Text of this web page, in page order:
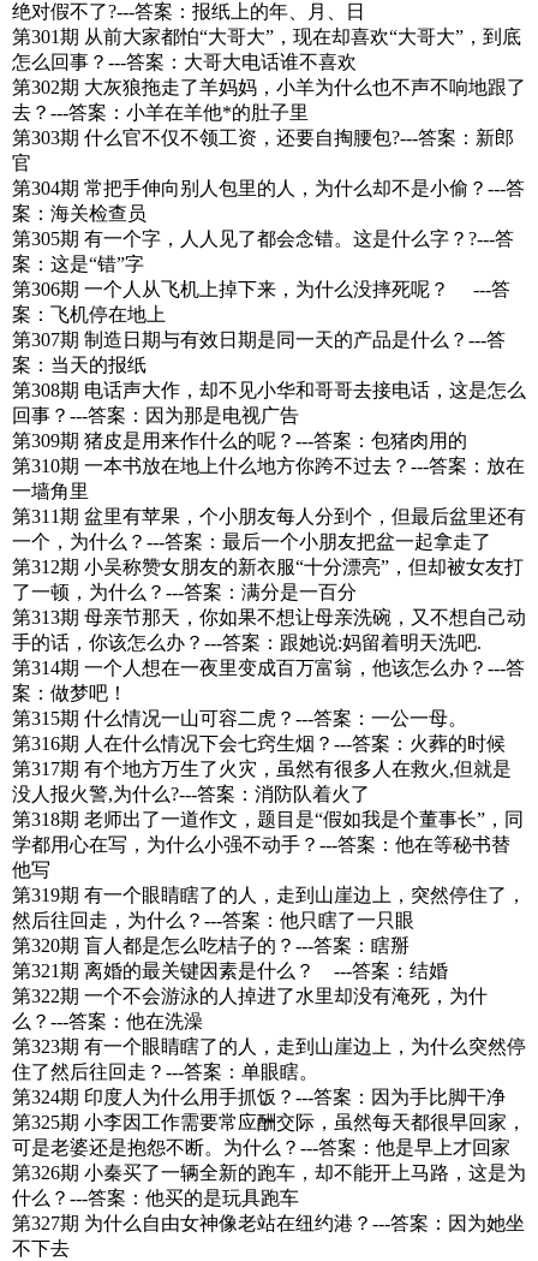
绝对假不了?---答案：报纸上的年、月、日
第301期 从前大家都怕“大哥大”，现在却喜欢“大哥大”，到底
怎么回事？---答案：大哥大电话谁不喜欢
第302期 大灰狼拖走了羊妈妈，小羊为什么也不声不响地跟了
去？---答案：小羊在羊他*的肚子里
第303期 什么官不仅不领工资，还要自掏腰包?---答案：新郎
官
第304期 常把手伸向别人包里的人，为什么却不是小偷？---答
案：海关检查员
第305期 有一个字，人人见了都会念错。这是什么字？?---答
案：这是“错”字
第306期 一个人从飞机上掉下来，为什么没摔死呢？ ---答
案：飞机停在地上
第307期 制造日期与有效日期是同一天的产品是什么？---答
案：当天的报纸
第308期 电话声大作，却不见小华和哥哥去接电话，这是怎么
回事？---答案：因为那是电视广告
第309期 猪皮是用来作什么的呢？---答案：包猪肉用的
第310期 一本书放在地上什么地方你跨不过去？---答案：放在
一墙角里
第311期 盆里有苹果，个小朋友每人分到个，但最后盆里还有
一个，为什么？---答案：最后一个小朋友把盆一起拿走了
第312期 小吴称赞女朋友的新衣服“十分漂亮”，但却被女友打
了一顿，为什么？---答案：满分是一百分
第313期 母亲节那天，你如果不想让母亲洗碗，又不想自己动
手的话，你该怎么办？---答案：跟她说:妈留着明天洗吧.
第314期 一个人想在一夜里变成百万富翁，他该怎么办？---答
案：做梦吧！
第315期 什么情况一山可容二虎？---答案：一公一母。
第316期 人在什么情况下会七窍生烟？---答案：火葬的时候
第317期 有个地方万生了火灾，虽然有很多人在救火,但就是
没人报火警,为什么?---答案：消防队着火了
第318期 老师出了一道作文，题目是“假如我是个董事长”，同
学都用心在写，为什么小强不动手？---答案：他在等秘书替
他写
第319期 有一个眼睛瞎了的人，走到山崖边上，突然停住了，
然后往回走，为什么？---答案：他只瞎了一只眼
第320期 盲人都是怎么吃桔子的？---答案：瞎掰
第321期 离婚的最关键因素是什么？ ---答案：结婚
第322期 一个不会游泳的人掉进了水里却没有淹死，为什
么？---答案：他在洗澡
第323期 有一个眼睛瞎了的人，走到山崖边上，为什么突然停
住了然后往回走？---答案：单眼瞎。
第324期 印度人为什么用手抓饭？---答案：因为手比脚干净
第325期 小李因工作需要常应酬交际，虽然每天都很早回家，
可是老婆还是抱怨不断。为什么？---答案：他是早上才回家
第326期 小秦买了一辆全新的跑车，却不能开上马路，这是为
什么？---答案：他买的是玩具跑车
第327期 为什么自由女神像老站在纽约港？---答案：因为她坐
不下去